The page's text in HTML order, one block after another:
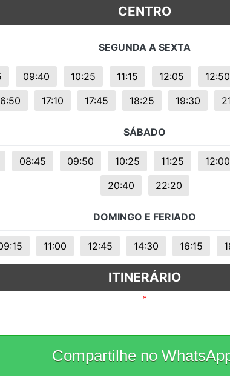
CENTRO
SEGUNDA A SEXTA
09:40 10:25 11:15 12:05 12:50
17:10 17:45 18:25 19:30
SÁBADO
08:45 09:50 10:25 11:25 12:00
20:40
22:20
DOMINGO E FERIADO
11:00 12:45 14:30 16:15
ITINERÁRIO
*
Compartilhe no